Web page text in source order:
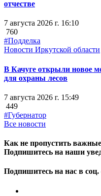
отчестве
7 августа 2026 г. 16:10
760
#Подделка
Новости Иркутской области
В Качуге открыли новое
для охраны лесов
7 августа 2026 г. 15:49
449
#Губернатор
Все новости
Как не пропустить
Подпишитесь на наши
Подпишитесь на нас в соц.